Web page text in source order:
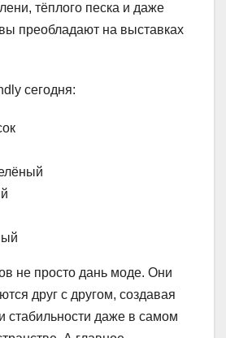
тёплого песка и даже
преобладают на выставках
сегодня:
не просто дань моде. Они
друг с другом, создавая
стабильности даже в самом